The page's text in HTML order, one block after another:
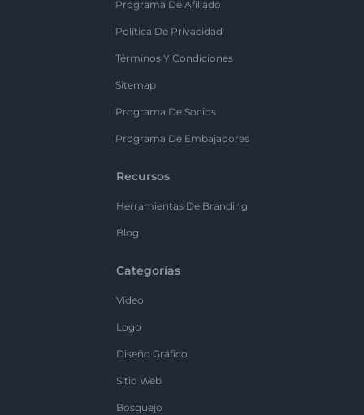
Programa De Afiliado
Política De Privacidad
Términos Y Condiciones
Sitemap
Programa De Socios
Programa De Embajadores
Recursos
Herramientas De Branding
Blog
Categorías
Vídeo
Logo
Diseño Gráfico
Sitio Web
Bosquejo